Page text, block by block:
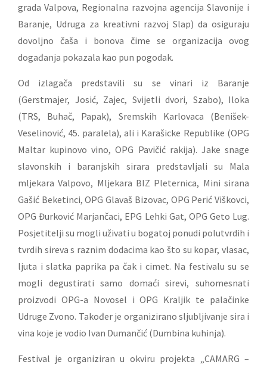
grada Valpova, Regionalna razvojna agencija Slavonije i
Baranje, Udruga za kreativni razvoj Slap) da osiguraju
dovoljno čaša i bonova čime se organizacija ovog
događanja pokazala kao pun pogodak.
Od izlagača predstavili su se vinari iz Baranje
(Gerstmajer, Josić, Zajec, Svijetli dvori, Szabo), Iloka
(TRS, Buhač, Papak), Sremskih Karlovaca (Benišek-
Veselinović, 45. paralela), ali i Karašicke Republike (OPG
Maltar kupinovo vino, OPG Pavičić rakija). Jake snage
slavonskih i baranjskih sirara predstavljali su Mala
mljekara Valpovo, Mljekara BIZ Pleternica, Mini sirana
Gašić Beketinci, OPG Glavaš Bizovac, OPG Perić Viškovci,
OPG Đurković Marjančaci, EPG Lehki Gat, OPG Geto Lug.
Posjetitelji su mogli uživati u bogatoj ponudi polutvrdih i
tvrdih sireva s raznim dodacima kao što su kopar, vlasac,
ljuta i slatka paprika pa čak i cimet. Na festivalu su se
mogli degustirati samo domaći sirevi, suhomesnati
proizvodi OPG-a Novosel i OPG Kraljik te palačinke
Udruge Zvono. Također je organizirano sljubljivanje sira i
vina koje je vodio Ivan Dumančić (Dumbina kuhinja).
Festival je organiziran u okviru projekta „CAMARG –